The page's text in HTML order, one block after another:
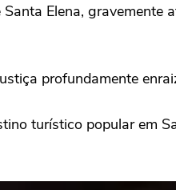
Elena, gravemente
profundamente
turístico popular em